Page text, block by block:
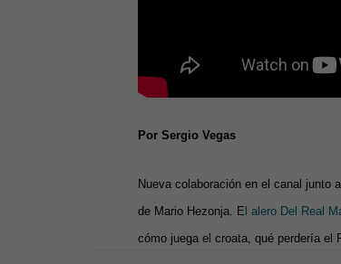
Por Sergio Vegas
Nueva colaboración en el canal junto
de Mario Hezonja. E l alero Del Real
cómo juega el croata, qué perdería el